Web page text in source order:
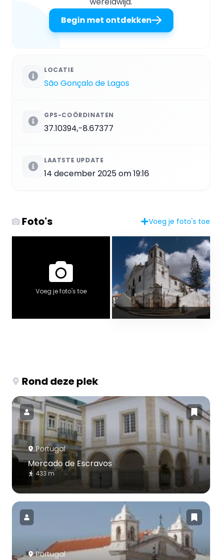
Begin met ontdekken
LOCATIE
São Gonçalo de Lagos
GPS-COÖRDINATEN
37.10394,-8.67377
LAATSTE UPDATE
14 december 2025 om 19:16
Foto's Voeg je foto's toe
Voeg je foto's toe
Rond deze plek
Portugal
Mercado de Escravos
433 m
Portugal